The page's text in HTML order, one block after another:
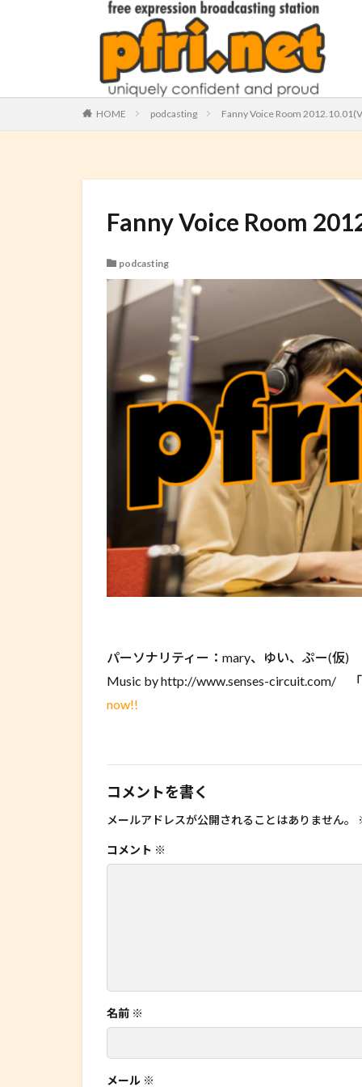
HOME podcasting Fanny Voice Room
Fanny Voice Room
podcasting
パーソナリティー：mary、ゆい、ぷー(仮)
Music by http://www.senses-circuit.com/ 「
now!!
コメントを書く
メールアドレスが公開されることはありません。
コメント ※
名前 ※
メール ※